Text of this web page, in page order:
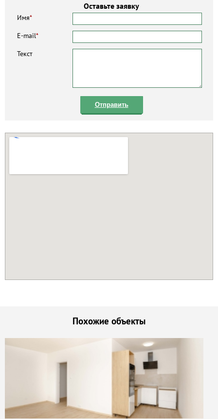
Оставьте заявку
Имя*
E-mail*
Текст
Отправить
Похожие объекты